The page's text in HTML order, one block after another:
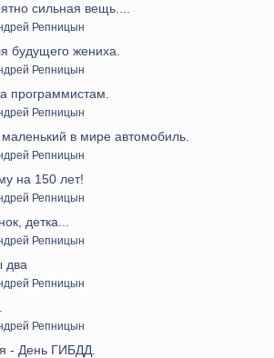
сильная вещь....
Репницын
будущего жениха.
Репницын
программистам.
Репницын
в мире автомобиль.
Репницын
на 150 лет!
Репницын
детка...
Репницын
два
Репницын
Репницын
- День ГИБДД.